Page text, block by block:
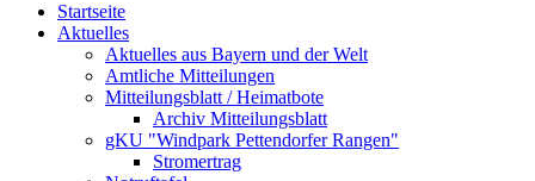
Startseite
Aktuelles
Aktuelles aus Bayern und der Welt
Amtliche Mitteilungen
Mitteilungsblatt / Heimatbote
Archiv Mitteilungsblatt
gKU "Windpark Pettendorfer Rangen"
Stromertrag